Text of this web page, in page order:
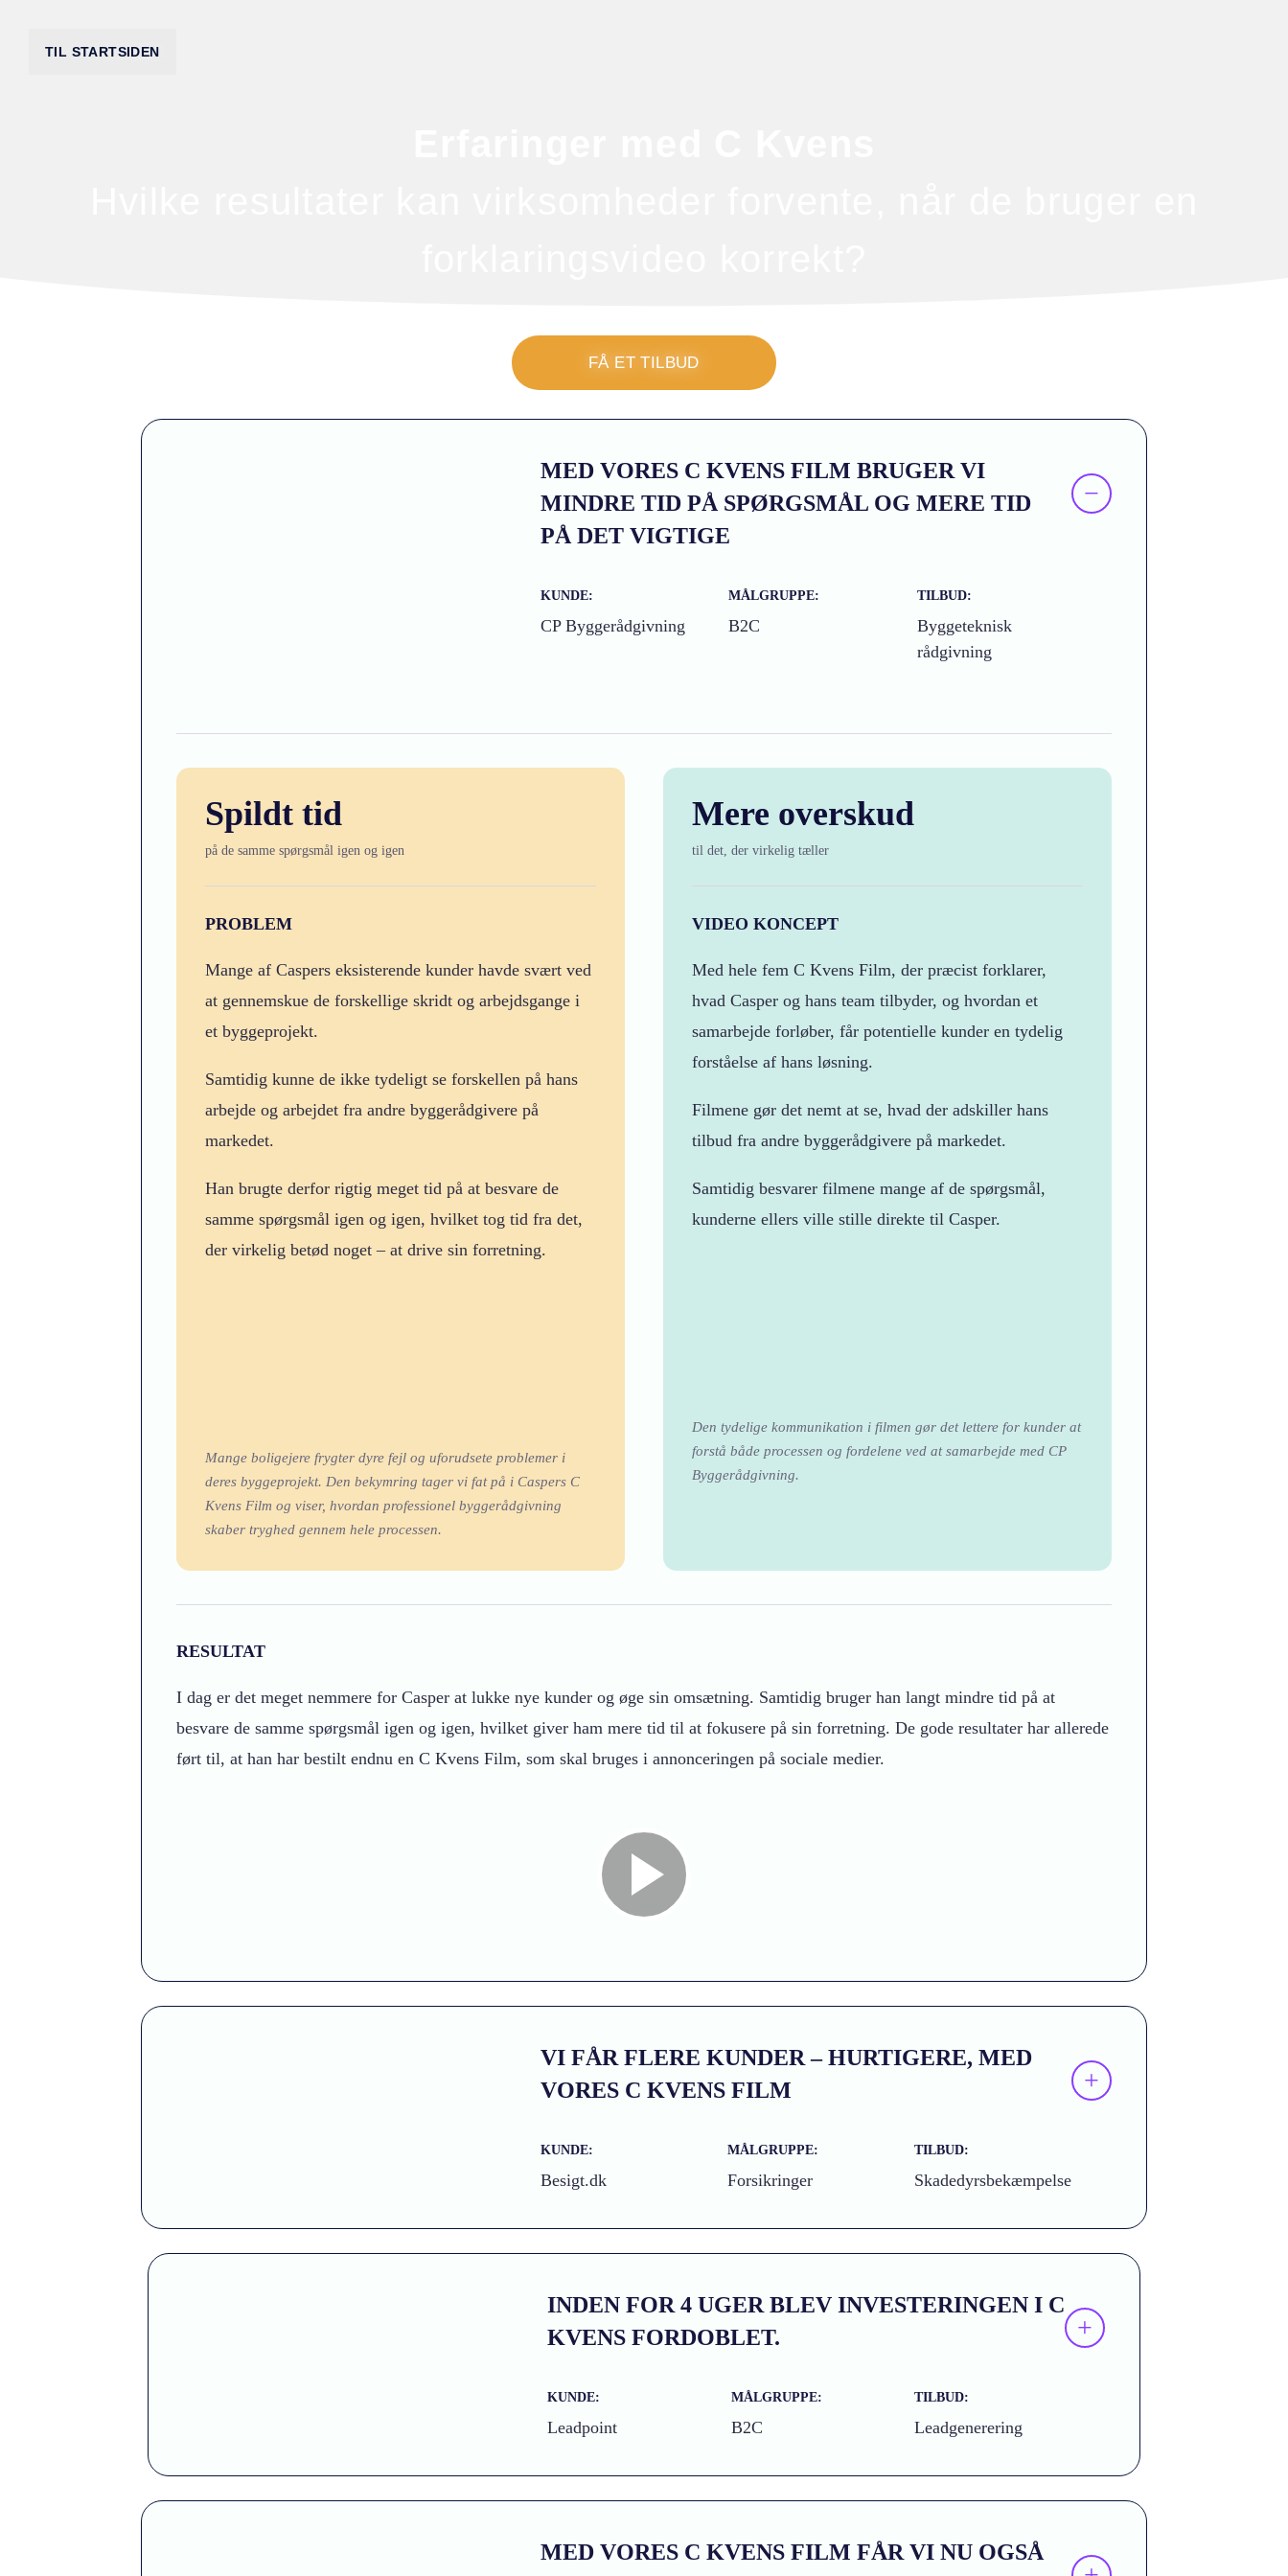
TIL STARTSIDEN
FÅ ET TILBUD
MED VORES C KVENS FILM BRUGER VI
MINDRE TID PÅ SPØRGSMÅL OG MERE TID
PÅ DET VIGTIGE
KUNDE:
CP Byggerådgivning
MÅLGRUPPE:
B2C
TILBUD:
Byggeteknisk
rådgivning
−
Spildt tid
på de samme spørgsmål igen og igen
PROBLEM
Mange af Caspers eksisterende kunder havde svært ved
at gennemskue de forskellige skridt og arbejdsgange i
et byggeprojekt.
Samtidig kunne de ikke tydeligt se forskellen på hans
arbejde og arbejdet fra andre byggerådgivere på
markedet.
Han brugte derfor rigtig meget tid på at besvare de
samme spørgsmål igen og igen, hvilket tog tid fra det,
der virkelig betød noget – at drive sin forretning.
Mange boligejere frygter dyre fejl og uforudsete problemer i
deres byggeprojekt. Den bekymring tager vi fat på i Caspers C
Kvens Film og viser, hvordan professionel byggerådgivning
skaber tryghed gennem hele processen.
Mere overskud
til det, der virkelig tæller
VIDEO KONCEPT
Med hele fem C Kvens Film, der præcist forklarer,
hvad Casper og hans team tilbyder, og hvordan et
samarbejde forløber, får potentielle kunder en tydelig
forståelse af hans løsning.
Filmene gør det nemt at se, hvad der adskiller hans
tilbud fra andre byggerådgivere på markedet.
Samtidig besvarer filmene mange af de spørgsmål,
kunderne ellers ville stille direkte til Casper.
Den tydelige kommunikation i filmen gør det lettere for kunder at
forstå både processen og fordelene ved at samarbejde med CP
Byggerådgivning.
RESULTAT
I dag er det meget nemmere for Casper at lukke nye kunder og øge sin omsætning. Samtidig bruger han langt mindre tid på at
besvare de samme spørgsmål igen og igen, hvilket giver ham mere tid til at fokusere på sin forretning. De gode resultater har allerede
ført til, at han har bestilt endnu en C Kvens Film, som skal bruges i annonceringen på sociale medier.
VI FÅR FLERE KUNDER – HURTIGERE, MED
VORES C KVENS FILM
KUNDE:
Besigt.dk
MÅLGRUPPE:
Forsikringer
TILBUD:
Skadedyrsbekæmpelse
+
INDEN FOR 4 UGER BLEV INVESTERINGEN I C
KVENS FORDOBLET.
KUNDE:
Leadpoint
MÅLGRUPPE:
B2C
TILBUD:
Leadgenerering
+
MED VORES C KVENS FILM FÅR VI NU OGSÅ